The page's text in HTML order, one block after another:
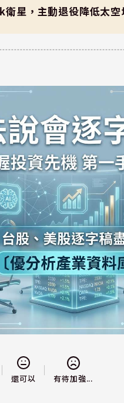
星，主動退役降低太空
還可以 有待加強...